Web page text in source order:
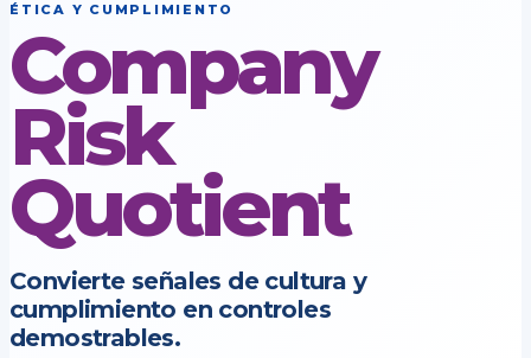
ÉTICA Y CUMPLIMIENTO
Company
Risk
Quotient
Convierte señales de cultura y
cumplimiento en controles
demostrables.